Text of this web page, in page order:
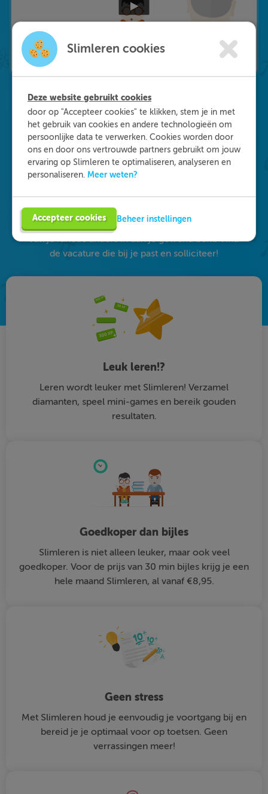
Waarom kiezen voor
Slimleren?
team? Dat kan! We zijn op zoek naar starters in
de zorg, maar ook naar medisch specialisten en
GZ-psychologen. Eén ding staat daarbij vast: je
vult je functie anders in dan je gewend bent. Vind
de vacature die bij je past en solliciteer!
Leuk leren!?
Leren wordt leuker met Slimleren! Verzamel
diamanten, speel mini-games en bereik gouden
resultaten.
Goedkoper dan bijles
Slimleren is niet alleen leuker, maar ook veel
goedkoper. Voor de prijs van 30 min bijles krijg je een
hele maand Slimleren, al vanaf €8,95.
Geen stress
Met Slimleren houd je eenvoudig je voortgang bij en
bereid je je optimaal voor op toetsen. Geen
verrassingen meer!
Slimleren cookies
Deze website gebruikt cookies
door op "Accepteer cookies" te klikken, stem je in met
het gebruik van cookies en andere technologieën om
persoonlijke data te verwerken. Cookies worden door
ons en door ons vertrouwde partners gebruikt om jouw
ervaring op Slimleren te optimaliseren, analyseren en
personaliseren. Meer weten?
Accepteer cookies Beheer instellingen